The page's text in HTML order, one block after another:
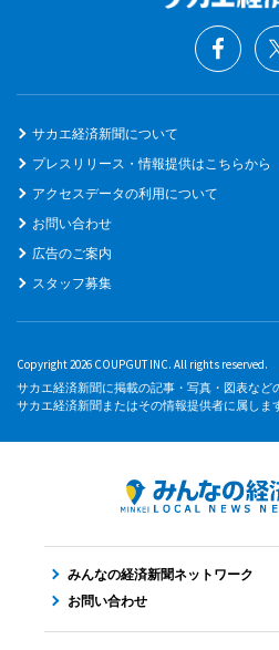
サカエ経済新聞について
プレスリリース・情報提供はこちらから
アクセスデータの利用について
お問い合わせ
広告のご案内
スタッフ募集
Copyright 2026 COUPGUT INC. All rights reserved.
サカエ経済新聞に掲載の記事・写真・図表など
サカエ経済新聞またはその情報提供者に属しま
みんなの経済新聞ネットワーク
お問い合わせ